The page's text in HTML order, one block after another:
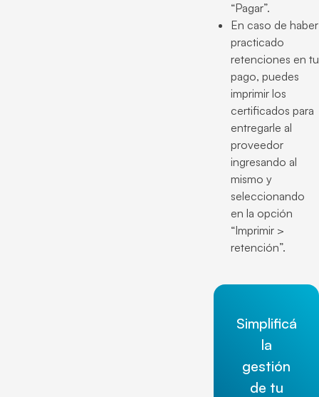
“Pagar”.
En caso de haber
practicado
retenciones en tu
pago, puedes
imprimir los
certificados para
entregarle al
proveedor
ingresando al
mismo y
seleccionando
en la opción
“Imprimir >
retención”.
Simplificá
la
gestión
de tu